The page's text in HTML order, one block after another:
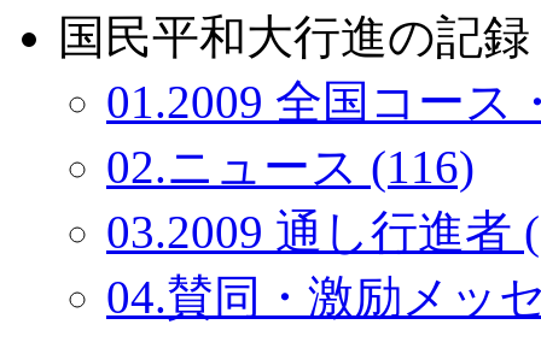
国民平和大行進の記録
01.2009 全国コース
02.ニュース (116)
03.2009 通し行進者
04.賛同・激励メッ